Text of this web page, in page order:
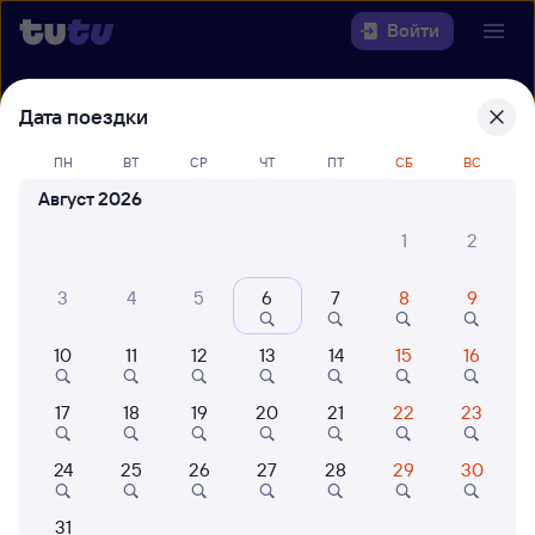
Войти
Выберите день, чтобы найти
билеты Санкт-Петербург Ладож. —
Когда
Кто едет
Дата поездки
ПН ВТ СР ЧТ ПТ СБ ВС
Август 2026
1
2
3 4 5 6 7 8 9
10 11 12 13 14 15 16
17 18 19 20 21 22 23
24 25 26 27 28 29 30
31